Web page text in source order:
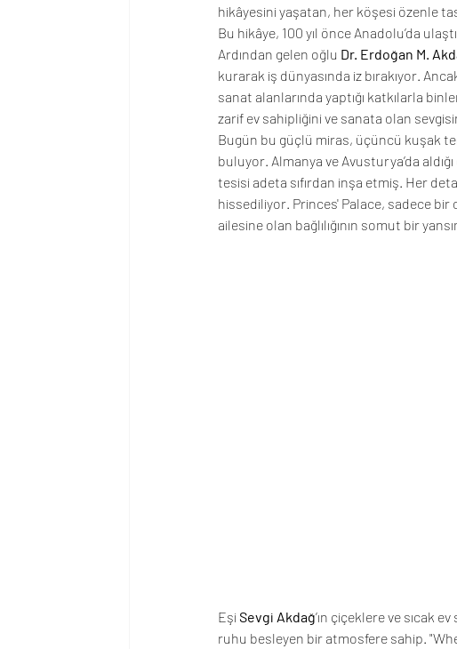
hikâyesini yaşatan, her köşesi özenle
Bu hikâye, 100 yıl önce Anadolu’da
Ardından gelen oğlu Dr. Erdoğan M.
kurarak iş dünyasında iz bırakıyor.
sanat alanlarında yaptığı katkılarla
zarif ev sahipliğini ve sanata olan
Bugün bu güçlü miras, üçüncü kuşak
buluyor. Almanya ve Avusturya’da
tesisi adeta sıfırdan inşa etmiş. Her
hissediliyor. Princes' Palace, sadece bir
ailesine olan bağlılığının somut bir
Eşi Sevgi Akdağ’ın çiçeklere ve sıcak
ruhu besleyen bir atmosfere sahip.